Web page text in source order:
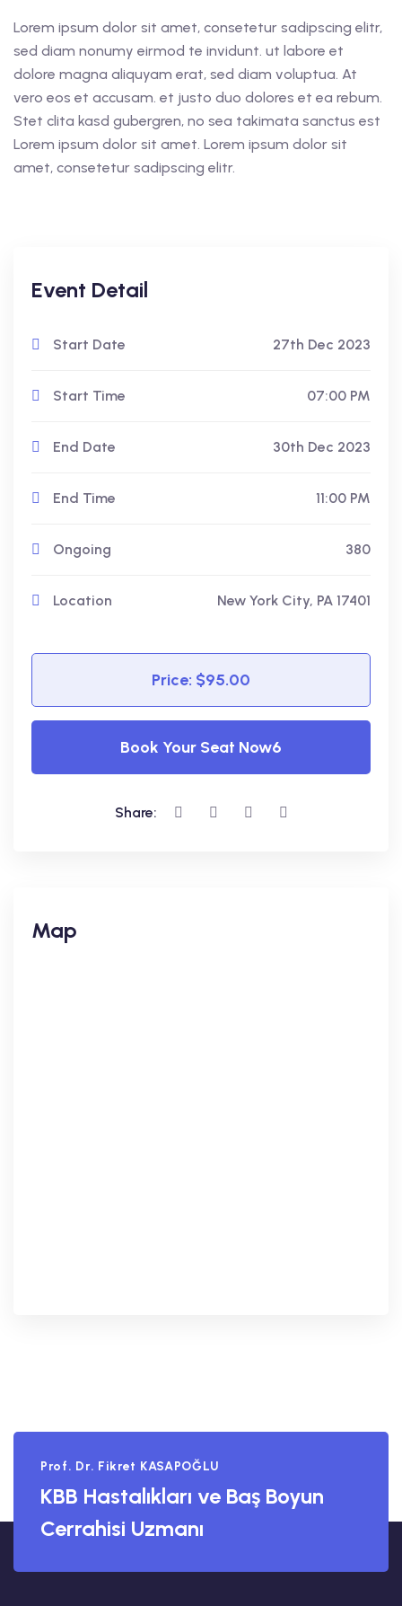
Lorem ipsum dolor sit amet, consetetur sadipscing elitr,
sed diam nonumy eirmod te invidunt. ut labore et
dolore magna aliquyam erat, sed diam voluptua. At
vero eos et accusam. et justo duo dolores et ea rebum.
Stet clita kasd gubergren, no sea takimata sanctus est
Lorem ipsum dolor sit amet. Lorem ipsum dolor sit
amet, consetetur sadipscing elitr.
Event Detail
Start Date 27th Dec 2023
Start Time 07:00 PM
End Date 30th Dec 2023
End Time 11:00 PM
Ongoing 380
Location New York City, PA 17401
Price: $95.00
Book Your Seat Now6
Share:
Map
Prof. Dr. Fikret KASAPOĞLU
KBB Hastalıkları ve Baş Boyun
Cerrahisi Uzmanı